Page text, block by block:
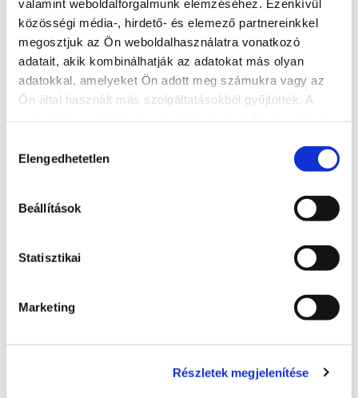
valamint weboldalforgalmunk elemzéséhez. Ezenkívül
közösségi média-, hirdető- és elemező partnereinkkel
megosztjuk az Ön weboldalhasználatra vonatkozó
adatait, akik kombinálhatják az adatokat más olyan
adatokkal, amelyeket Ön adott meg számukra vagy az
Ön által használt más szolgáltatásokból gyűjtöttek. A
kiválasztása
Elengedhetetlen
Beállítások
Statisztikai
Marketing
Részletek megjelenítése
8600, Siófok, Verebesi utca 35.